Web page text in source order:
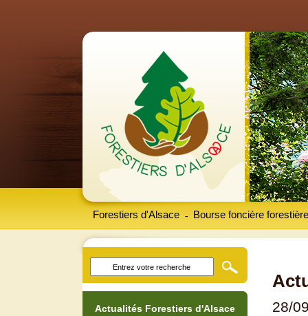
Forestiers d'Alsace Bourse foncière forestière
-
28/
Actualités Forestiers d'Alsace